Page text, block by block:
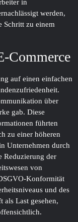
in
werden,
Schritt zu einem
Commerce
auf einen einfachen
über
gab. Diese
führten
zu einer höheren
Unternehmen durch
Reduzierung der
von
Konformität
und des
als Last gesehen,